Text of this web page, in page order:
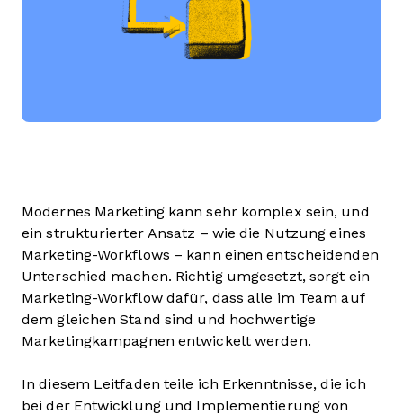
Modernes Marketing kann sehr komplex sein, und
ein strukturierter Ansatz – wie die Nutzung eines
Marketing-Workflows – kann einen entscheidenden
Unterschied machen. Richtig umgesetzt, sorgt ein
Marketing-Workflow dafür, dass alle im Team auf
dem gleichen Stand sind und hochwertige
Marketingkampagnen entwickelt werden.
In diesem Leitfaden teile ich Erkenntnisse, die ich
bei der Entwicklung und Implementierung von